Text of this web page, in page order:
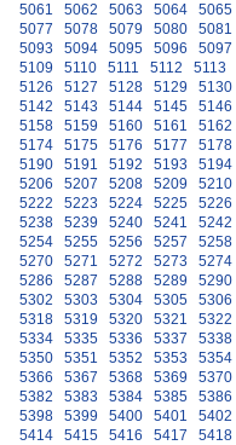
5061
5062 5063 5064 5065
5077
5078 5079 5080 5081
5093
5094 5095 5096 5097
5109
5110 5111 5112 5113
5126
5127 5128 5129 5130
5142
5143 5144 5145 5146
5158
5159 5160 5161 5162
5174
5175 5176 5177 5178
5190
5191 5192 5193 5194
5206
5207 5208 5209 5210
5222
5223 5224 5225 5226
5238
5239 5240 5241 5242
5254
5255 5256 5257 5258
5270
5271 5272 5273 5274
5286
5287 5288 5289 5290
5302
5303 5304 5305 5306
5318
5319 5320 5321 5322
5334
5335 5336 5337 5338
5350
5351 5352 5353 5354
5366
5367 5368 5369 5370
5382
5383 5384 5385 5386
5398
5399 5400 5401 5402
5414
5415 5416 5417 5418